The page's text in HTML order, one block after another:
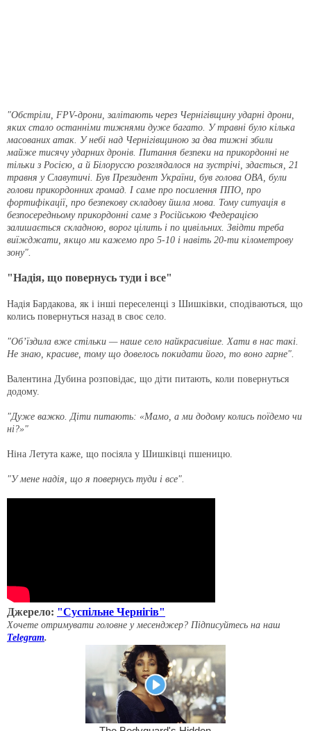
"Обстріли, FPV-дрони, залітають через Чернігівщину ударні дрони,
яких стало останніми тижнями дуже багато. У травні було кілька
масованих атак. У небі над Чернігівщиною за два тижні збили
майже тисячу ударних дронів. Питання безпеки на прикордонні не
тільки з Росією, а й Білоруссю розглядалося на зустрічі, здається, 21
травня у Славутичі. Був Президент України, був голова ОВА, були
голови прикордонних громад. І саме про посилення ППО, про
фортифікації, про безпекову складову йшла мова. Тому ситуація в
безпосередньому прикордонні саме з Російською Федерацією
залишається складною, ворог цілить і по цивільних. Звідти треба
виїжджати, якщо ми кажемо про 5-10 і навіть 20-ти кілометрову
зону".
"Надія, що повернусь туди і все"
Надія Бардакова, як і інші переселенці з Шишківки, сподіваються, що
колись повернуться назад в своє село.
"Об’їздила вже стільки — наше село найкрасивіше. Хати в нас такі.
Не знаю, красиве, тому що довелось покидати його, то воно гарне".
Валентина Дубина розповідає, що діти питають, коли повернуться
додому.
"Дуже важко. Діти питають: «Мамо, а ми додому колись поїдемо чи
ні?»"
Ніна Летута каже, що посіяла у Шишківці пшеницю.
"У мене надія, що я повернусь туди і все".
Джерело: "Суспільне Чернігів"
Хочете отримувати головне у месенджер? Підписуйтесь на наш
Telegram.